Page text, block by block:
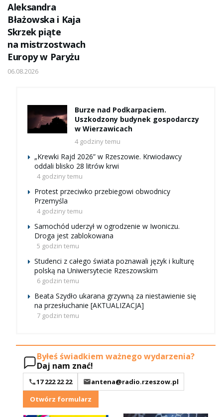
Aleksandra
Błażowska i Kaja
Skrzek piąte
na mistrzostwach
Europy w Paryżu
06.08.2026
Burze nad Podkarpaciem.
Uszkodzony budynek gospodarczy
w Wierzawicach
4 godziny temu
„Krewki Rajd 2026” w Rzeszowie. Krwiodawcy
oddali blisko 28 litrów krwi
4 godziny temu
Protest przeciwko przebiegowi obwodnicy
Przemyśla
4 godziny temu
Samochód uderzył w ogrodzenie w Iwoniczu.
Droga jest zablokowana
5 godzin temu
Studenci z całego świata poznawali język i kulturę
polską na Uniwersytecie Rzeszowskim
6 godzin temu
Beata Szydło ukarana grzywną za niestawienie się
na przesłuchanie [AKTUALIZACJA]
7 godzin temu
Byłeś świadkiem ważnego wydarzenia?
Daj nam znać!
17 222 22 22
antena@radio.rzeszow.pl
Otwórz formularz